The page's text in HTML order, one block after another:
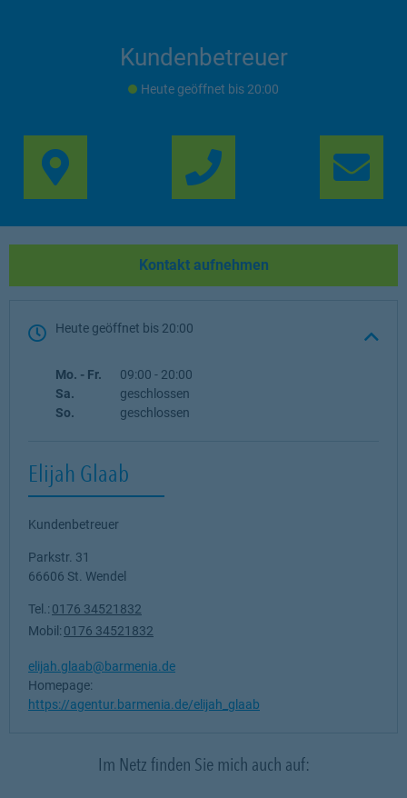
Kundenbetreuer
Heute geöffnet bis 20:00
Link Opens in New
Kontakt aufnehmen
Heute geöffnet bis 20:00
Wochentag Öffnungszeiten
Mo. - Fr. 09:00 - 20:00
Sa.
geschlossen
So.
geschlossen
Elijah Glaab
Kundenbetreuer
Parkstr. 31
66606 St. Wendel
Tel.: 0176 34521832
Mobil: 0176 34521832
elijah.glaab@barmenia.de
Homepage:
https://agentur.barmenia.de/elijah_glaab
Im Netz finden Sie mich auch auf: